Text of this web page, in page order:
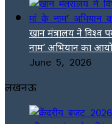
खान मंत्रालय ने विश्व
नाम’ अभियान का
June 5, 2026
लखनऊ